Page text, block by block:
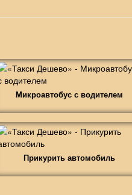
Микроавтобус с водителем
Прикурить автомобиль